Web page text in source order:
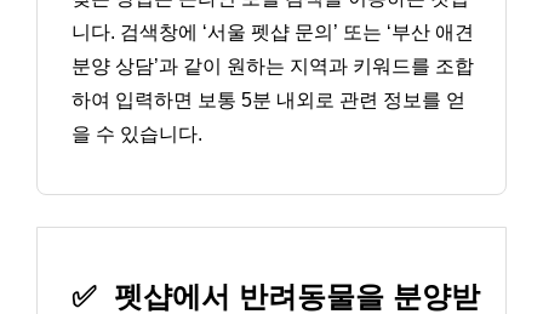
니다. 검색창에 ‘서울 펫샵 문의’ 또는 ‘부산 애견
분양 상담’과 같이 원하는 지역과 키워드를 조합
하여 입력하면 보통 5분 내외로 관련 정보를 얻
을 수 있습니다.
✅ 펫샵에서 반려동물을 분양받